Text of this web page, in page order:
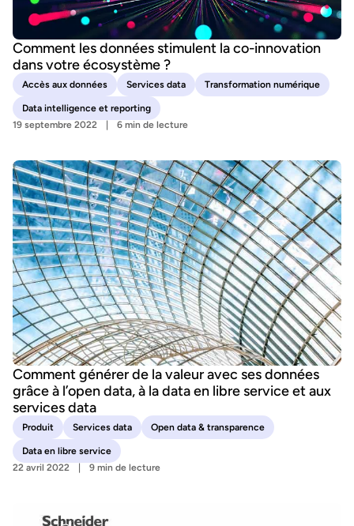
Comment les données stimulent la co-innovation
dans votre écosystème ?
Accès aux données Services data Transformation numérique
Data intelligence et reporting
19 septembre 2022
6 min de lecture
Comment générer de la valeur avec ses données
grâce à l’open data, à la data en libre service et aux
services data
Produit Services data Open data & transparence
Data en libre service
22 avril 2022
9 min de lecture